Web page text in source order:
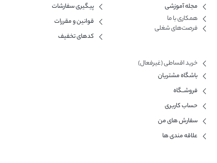
مجله آموزشی
همکاری با ما​
فرصت‌های شغلی
پیگیری سفارشات
قوانین و مقررات
کدهای تخفیف
خرید اقساطی (غیرفعال)
باشگاه مشتریان
فروشــگاه
حساب کاربری
سفارش های من
علاقه مندی ها